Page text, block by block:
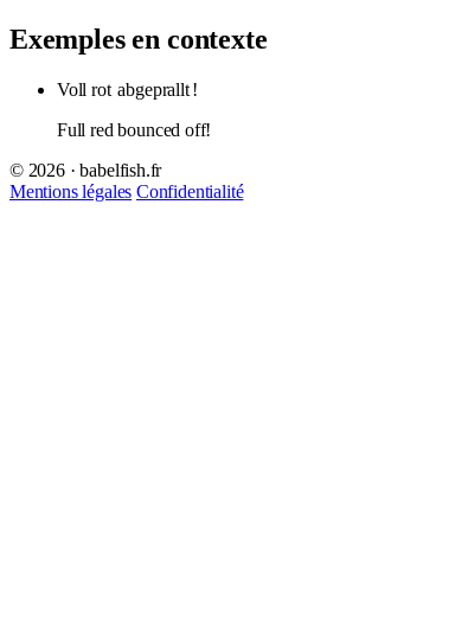
Exemples en contexte
Voll rot abgeprallt!
Full red bounced off!
© 2026 · babelfish.fr
Mentions légales Confidentialité